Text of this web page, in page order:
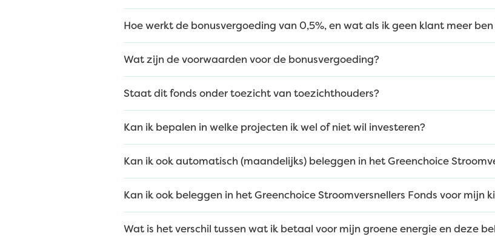
Hoe werkt de bonusvergoeding van 0,5%, en wat als ik geen klant meer
Wat zijn de voorwaarden voor de bonusvergoeding?
Staat dit fonds onder toezicht van toezichthouders?
Kan ik bepalen in welke projecten ik wel of niet wil investeren?
Kan ik ook automatisch (maandelijks) beleggen in het Greenchoice
Kan ik ook beleggen in het Greenchoice Stroomversnellers Fonds voor mijn
Wat is het verschil tussen wat ik betaal voor mijn groene energie en deze